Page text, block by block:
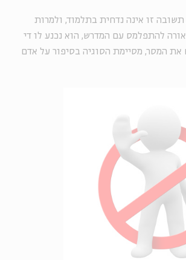
תשובה זו אינה נדחית בתלמוד, ולמרות
להתפלמס עם המדרש, הוא נכנע לו די
את המסר, מסיימת הסוגיה בסיפור על אדם